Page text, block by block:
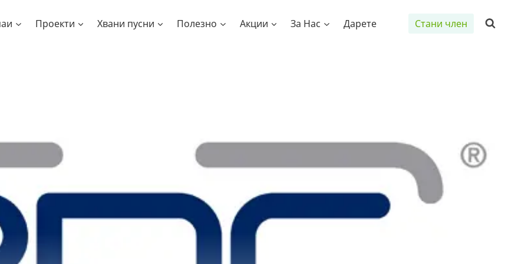
Проекти Хвани пусни Полезно Акции За Нас Дарете Стани член